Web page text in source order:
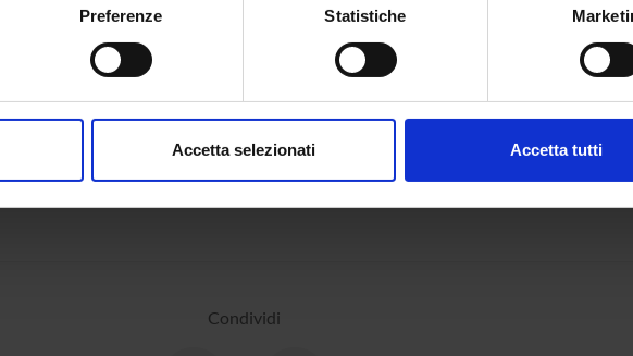
sulla tua posizione geografica, con un'approssimazione di qualche metro,
in qualsiasi momento dalla Dichiarazione sui cookie.
Preferenze Statistiche
Accetta selezionati Accetta tutti
Tecnico-Amministrativo
Condividi